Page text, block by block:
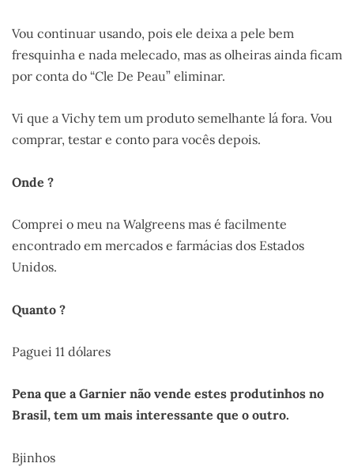
Vou continuar usando, pois ele deixa a pele bem
fresquinha e nada melecado, mas as olheiras ainda ficam
por conta do “Cle De Peau” eliminar.
Vi que a Vichy tem um produto semelhante lá fora. Vou
comprar, testar e conto para vocês depois.
Onde ?
Comprei o meu na Walgreens mas é facilmente
encontrado em mercados e farmácias dos Estados
Unidos.
Quanto ?
Paguei 11 dólares
Pena que a Garnier não vende estes produtinhos no
Brasil, tem um mais interessante que o outro.
Bjinhos